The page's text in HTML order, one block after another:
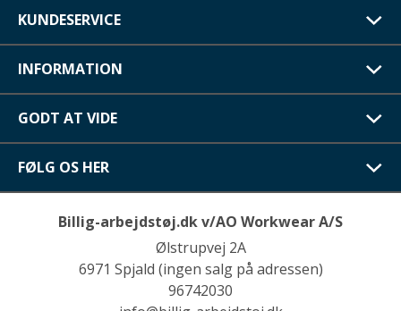
KUNDESERVICE
INFORMATION
GODT AT VIDE
FØLG OS HER
Billig-arbejdstøj.dk v/AO Workwear A/S
Ølstrupvej 2A
6971 Spjald (ingen salg på adressen)
96742030